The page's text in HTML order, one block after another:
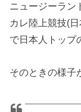
ニュージーラン
カレ陸上競技(
で日本人トップ
そのときの様子